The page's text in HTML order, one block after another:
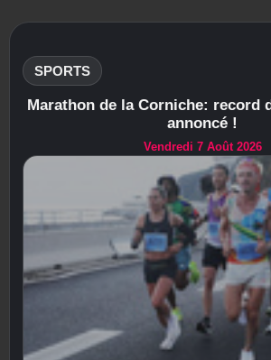
SPORTS
Marathon de la Corniche: record
annoncé !
Vendredi 7 Août 2026